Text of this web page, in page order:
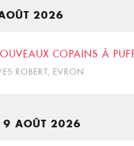
2026
COPAINS À
ROBERT, EVRON
9 AOÛT 2026